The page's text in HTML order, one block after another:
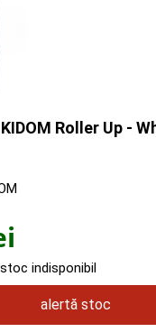
Roller Up -
indisponibil
alertă stoc